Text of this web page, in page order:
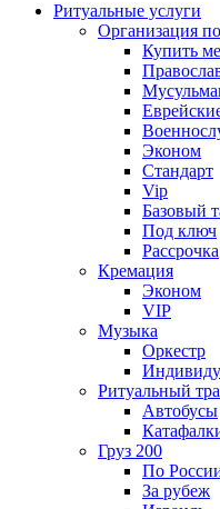
Ритуальные услуги
Организация
Купить
Эконом
Стандарт
Vip
Базовый
Под ключ
Рассрочка
Кремация
Эконом
VIP
Музыка
Оркестр
Ритуальный
Автобусы
Груз 200
По
За рубеж